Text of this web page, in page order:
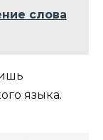
слова
языка.